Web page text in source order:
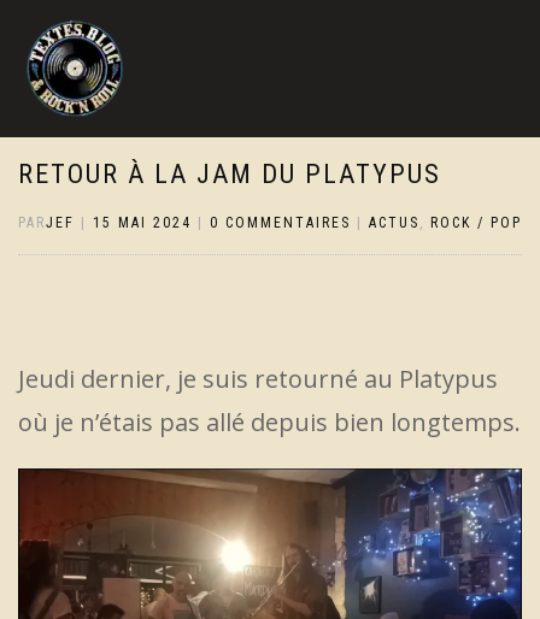
RETOUR À LA JAM DU PLATYPUS
PARJEF 15 MAI 2024 0 COMMENTAIRES ACTUS , ROCK / POP
Jeudi dernier, je suis retourné au Platypus
où je n’étais pas allé depuis bien longtemps.